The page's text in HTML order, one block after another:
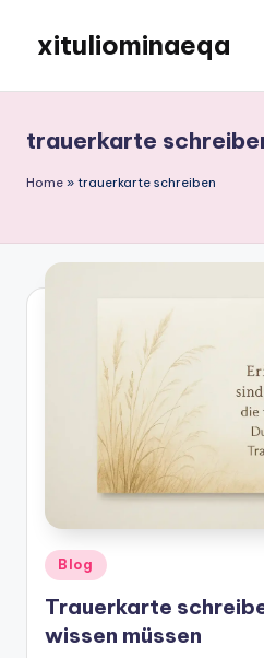
content
xituliominaeqa
trauerkarte
Home » trauerkarte schreiben
Posted
in
Blog
Trauerkarte
wissen müssen